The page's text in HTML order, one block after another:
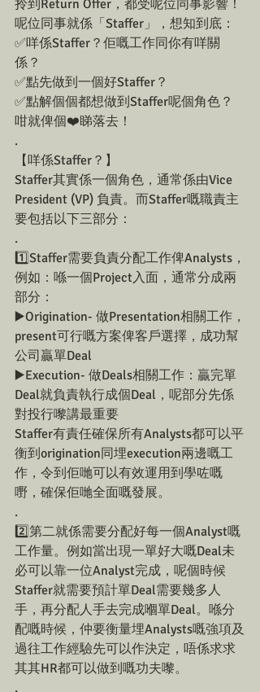
拎到Return Offer，都受呢位同事影響！
呢位同事就係「Staffer」，想知到底：
✅咩係Staffer？佢嘅工作同你有咩關
係？
✅點先做到一個好Staffer？
✅點解個個都想做到Staffer呢個角色？
咁就俾個❤️睇落去！
.
【咩係Staffer？】
Staffer其實係一個角色，通常係由Vice
President (VP) 負責。而Staffer嘅職責主
要包括以下三部分：
.
1️⃣Staffer需要負責分配工作俾Analysts，
例如：喺一個Project入面，通常分成兩
部分：
▶️Origination- 做Presentation相關工作，
present可行嘅方案俾客戶選擇，成功幫
公司贏單Deal
▶️Execution- 做Deals相關工作：贏完單
Deal就負責執行成個Deal，呢部分先係
對投行嚟講最重要
Staffer有責任確保所有Analysts都可以平
衡到origination同埋execution兩邊嘅工
作，令到佢哋可以有效運用到學咗嘅
嘢，確保佢哋全面嘅發展。
.
2️⃣第二就係需要分配好每一個Analyst嘅
工作量。例如當出現一單好大嘅Deal未
必可以靠一位Analyst完成，呢個時候
Staffer就需要預計單Deal需要幾多人
手，再分配人手去完成嗰單Deal。喺分
配嘅時候，仲要衡量埋Analysts嘅強項及
過往工作經驗先可以作決定，唔係求求
其其HR都可以做到嘅功夫嚟。
.